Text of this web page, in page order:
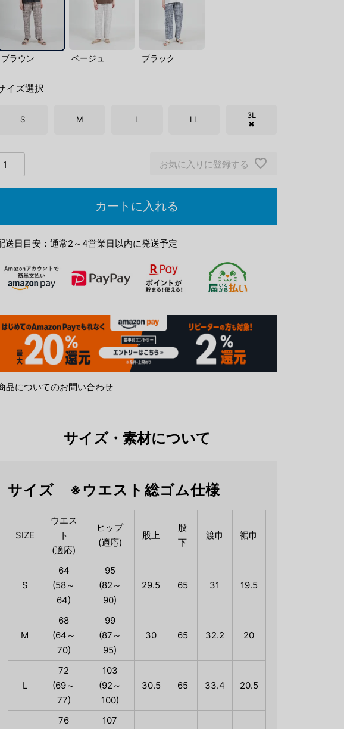
ブラウン ベージュ ブラック
イズ選択
S M L LL
3L
✖
お気に入りに登録する
カートに入れる
送日目安：通常2～4営業日以内に発送予定
品についてのお問い合わせ
サイズ・素材について
サイズ ※ウエスト総ゴム仕様
SIZE
ウエス
ト
(適応)
ヒップ
(適応)
股上
股
下
渡巾 裾巾
S
64
(58～
64)
95
(82～
90)
29.5 65 31 19.5
M
68
(64～
70)
99
(87～
95)
30 65 32.2 20
L
72
(69～
77)
103
(92～
100)
30.5 65 33.4 20.5
76
107